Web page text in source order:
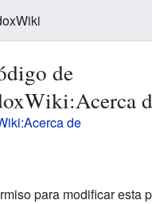
de
de
para modificar esta